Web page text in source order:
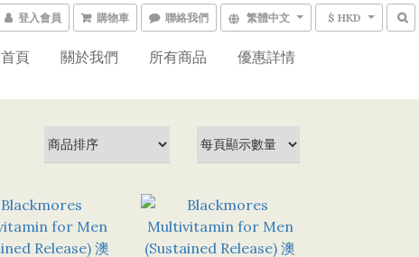
登入會員 購物車 聯絡我們 繁體中文 $ HKD
首頁 關於我們 所有商品 優惠詳情